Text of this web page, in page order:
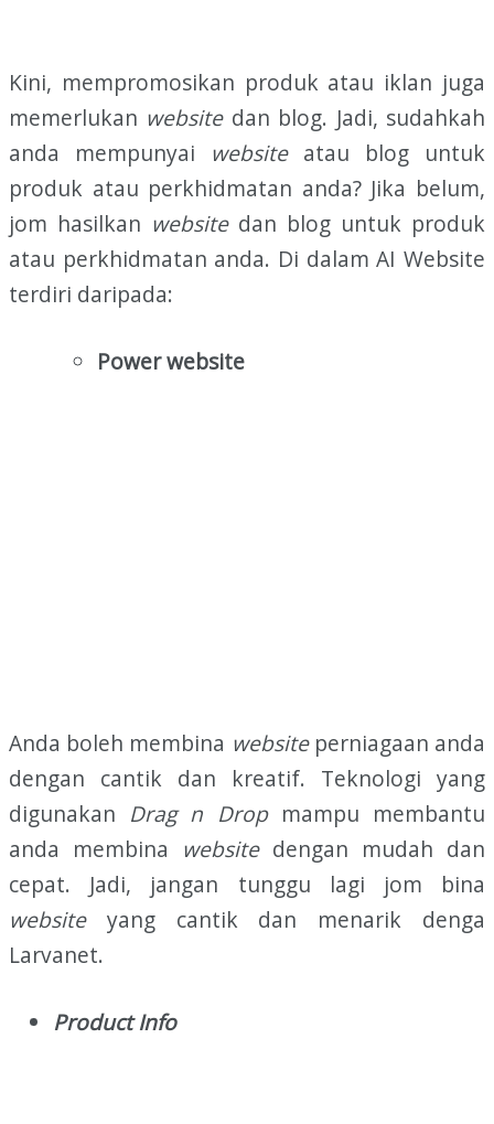
Kini, mempromosikan produk atau iklan juga
memerlukan websitedan blog. Jadi, sudahkah
anda mempunyai websiteatau blog untuk
produk atau perkhidmatan anda? Jika belum,
jom hasilkan websitedan blog untuk produk
atau perkhidmatan anda. Di dalam AI Website
terdiri daripada:
Power website
Anda boleh membina websiteperniagaan anda
dengan cantik dan kreatif. Teknologi yang
digunakan Drag n Dropmampu membantu
anda membina websitedengan mudah dan
cepat. Jadi, jangan tunggu lagi jom bina
websiteyang cantik dan menarik denga
Larvanet.
Product Info